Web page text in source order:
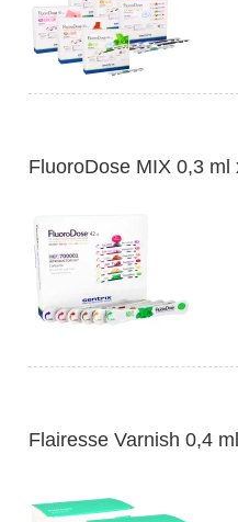
FluoroDose MIX 0,3 ml
Flairesse Varnish 0,4